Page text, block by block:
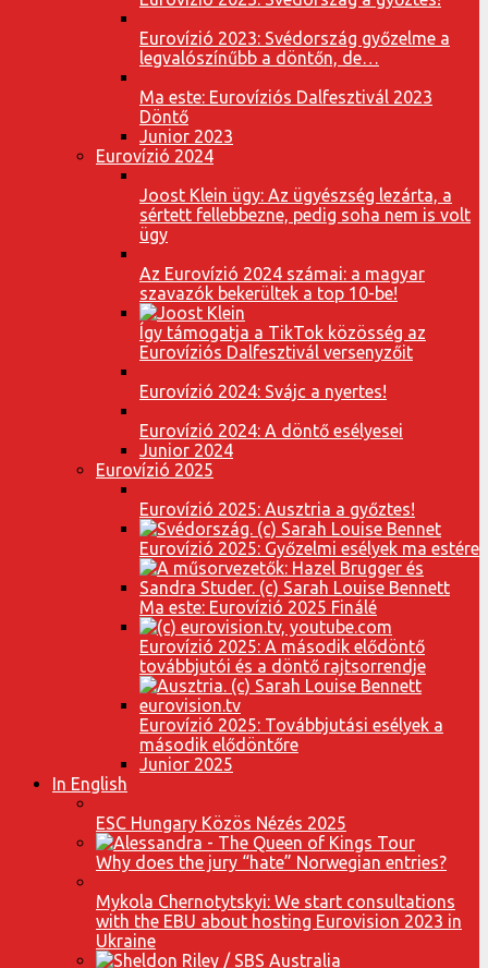
Eurovízió 2023: Svédország győzelme a
legvalószínűbb a döntőn, de…
Ma este: Eurovíziós Dalfesztivál 2023
Döntő
Junior 2023
Eurovízió 2024
Joost Klein ügy: Az ügyészség lezárta, a
sértett fellebbezne, pedig soha nem is volt
ügy
Az Eurovízió 2024 számai: a magyar
szavazók bekerültek a top 10-be!
Így támogatja a TikTok közösség az
Eurovíziós Dalfesztivál versenyzőit
Eurovízió 2024: Svájc a nyertes!
Eurovízió 2024: A döntő esélyesei
Junior 2024
Eurovízió 2025
Eurovízió 2025: Ausztria a győztes!
Eurovízió 2025: Győzelmi esélyek ma estére
Ma este: Eurovízió 2025 Finálé
Eurovízió 2025: A második elődöntő
továbbjutói és a döntő rajtsorrendje
Eurovízió 2025: Továbbjutási esélyek a
második elődöntőre
Junior 2025
In English
ESC Hungary Közös Nézés 2025
Why does the jury “hate” Norwegian entries?
Mykola Chernotytskyi: We start consultations
with the EBU about hosting Eurovision 2023 in
Ukraine